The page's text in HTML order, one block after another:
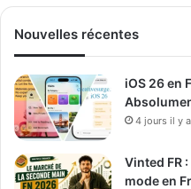
Nouvelles récentes
iOS 26 en
4 jours il y a
Vinted FR
mode en